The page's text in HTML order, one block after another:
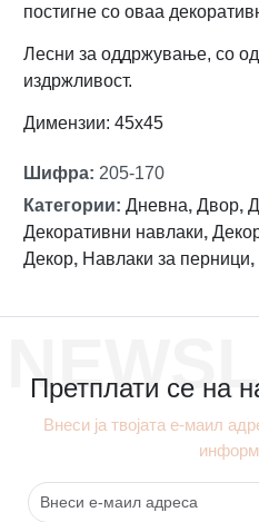
постигне со оваа
Лесни за оддржување, со
издржливост.
Димензии: 45х45
Шифра: 205-170
Категории: Дневна, Двор,
Декоративни навлаки,
Декор, Навлаки за перници,
Претплати се на
Внеси ја твојата е-маил